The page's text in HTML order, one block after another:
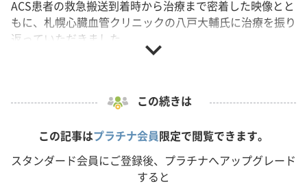
expand_more
ACS患者の救急搬送到着時から治療まで密着した映像とと
もに、札幌心臓血管クリニックの八戸大輔氏に治療を振り
返っていただきました。
触時の血圧は60mmHg台、JCSは100であった。搬送中
に心停止となり同院へ搬送され、その約20分後カテ室
う方針とされた。
この続きは
この記事はプラチナ会員 限定で閲覧できます。
スタンダード会員にご登録後、プラチナへアップグレード
すると